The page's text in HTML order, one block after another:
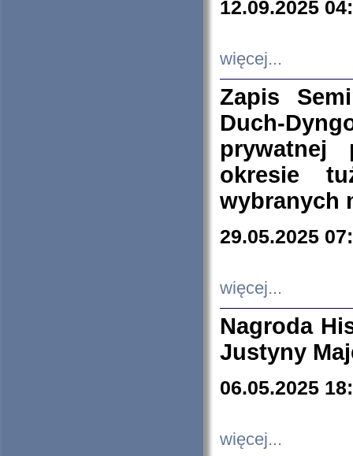
12.09.2025
więcej...
Zapis
Duch-
prywatnej
okresie
wybranych
29.05.2025
więcej...
Nagroda
Justyny
06.05.2025
więcej...